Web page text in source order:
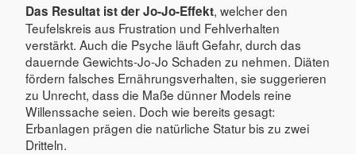
Das Resultat ist der Jo-Jo-Effekt, welcher den
Teufelskreis aus Frustration und Fehlverhalten
verstärkt. Auch die Psyche läuft Gefahr, durch das
dauernde Gewichts-Jo-Jo Schaden zu nehmen. Diäten
fördern falsches Ernährungsverhalten, sie suggerieren
zu Unrecht, dass die Maße dünner Models reine
Willenssache seien. Doch wie bereits gesagt:
Erbanlagen prägen die natürliche Statur bis zu zwei
Dritteln.